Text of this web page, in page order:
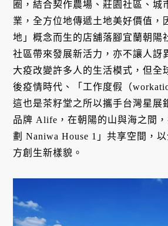
圈，結合契作農場、莊園社區、城
業，全方位地傳遞土地美好價值，
地」概念而生的店舖落腳宜蘭朝陽
社區帶來發展新活力，亦不讓人訝
大疫改變許多人的生活模式，但全
後疫情時代、「工作度假（
這也是茶籽堂之所以攜手台灣星展
品牌 Alife，在朝陽的山與海之間
劃 Naniwa House 1」共享空間，
方創生新樣貌。